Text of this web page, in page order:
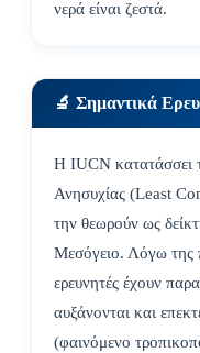
νερά είναι ζεστά.
🔬 Σημαντικά
Η IUCN κατατάσσει
Ανησυχίας (Least
την θεωρούν ως
Μεσόγειο. Λόγω της
ερευνητές έχουν
αυξάνονται και
(φαινόμενο